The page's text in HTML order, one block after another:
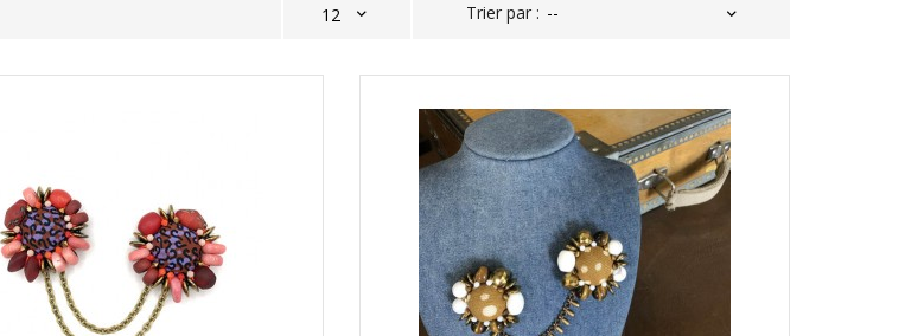
Trier par :